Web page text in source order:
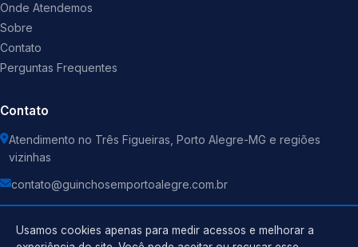
Onde Atendemos
Sobre
Contato
Perguntas Frequentes
Contato
Atendimento no Três Figueiras, Porto Alegre-MG e regiões
vizinhas
contato@guinchosemportoalegre.com.br
Usamos cookies apenas para medir acessos e melhorar a